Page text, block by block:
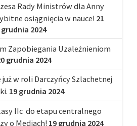
Rady Ministrów dla Anny
osiągnięcia w nauce! 21
grudnia 2024
Zapobiegania Uzależnieniom
grudnia 2024
w roli Darczyńcy Szlachetnej
19 grudnia 2024
IIc do etapu centralnego
o Mediach! 19 grudnia 2024